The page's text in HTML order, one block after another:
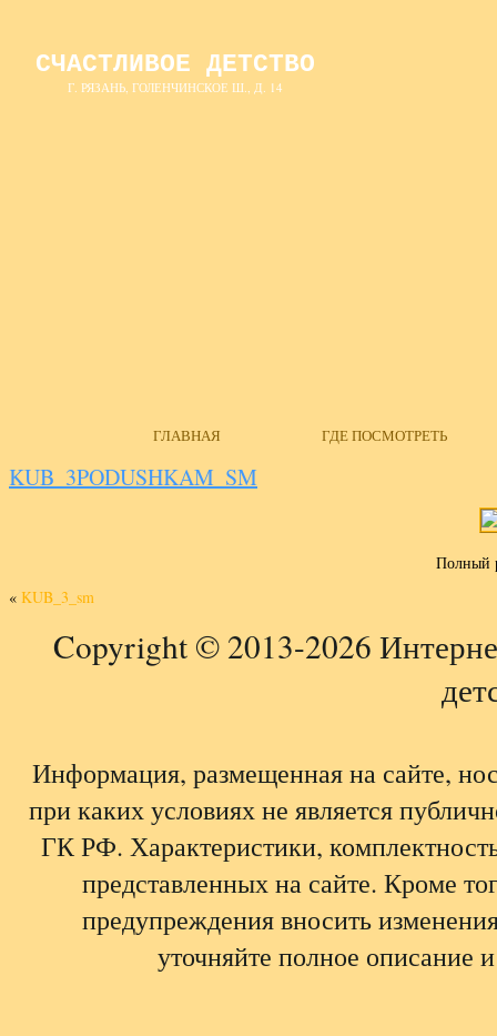
СЧАСТЛИВОЕ ДЕТСТВО
Г. РЯЗАНЬ, ГОЛЕНЧИНСКОЕ Ш., Д. 14
ГЛАВНАЯ ГДЕ ПОСМОТРЕТЬ
KUB_3PODUSHKAM_SM
Полный
« KUB_3_sm
Copyright © 2013-2026
Информация, размещенная на сайте,
при каких условиях не является
ГК РФ. Характеристики,
представленных на сайте. Кроме
предупреждения вносить
уточняйте полное описание